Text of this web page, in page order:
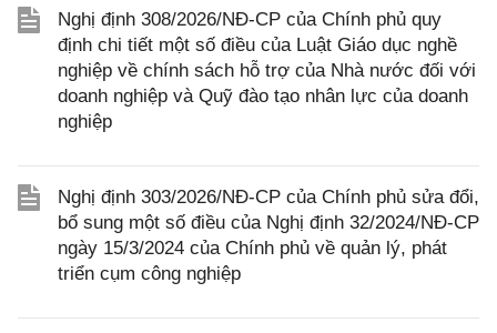
Nghị định 308/2026/NĐ-CP của Chính phủ quy
định chi tiết một số điều của Luật Giáo dục nghề
nghiệp về chính sách hỗ trợ của Nhà nước đối với
doanh nghiệp và Quỹ đào tạo nhân lực của doanh
nghiệp
Nghị định 303/2026/NĐ-CP của Chính phủ sửa đổi,
bổ sung một số điều của Nghị định 32/2024/NĐ-CP
ngày 15/3/2024 của Chính phủ về quản lý, phát
triển cụm công nghiệp